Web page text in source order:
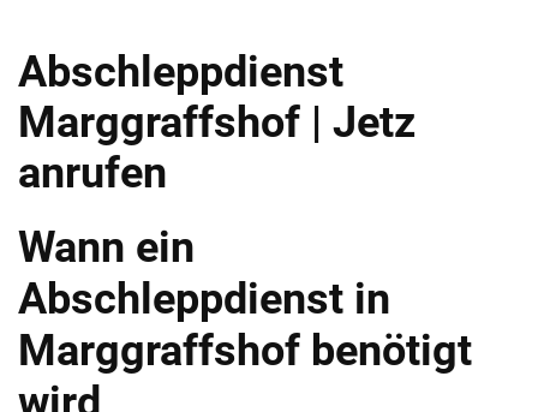
Abschleppdienst
Marggraffshof | Jetz
anrufen
Wann ein
Abschleppdienst in
Marggraffshof benötigt